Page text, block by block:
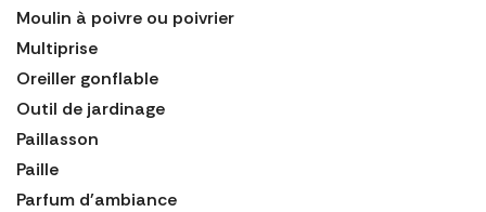
Moulin à poivre ou poivrier
Multiprise
Oreiller gonflable
Outil de jardinage
Paillasson
Paille
Parfum d'ambiance